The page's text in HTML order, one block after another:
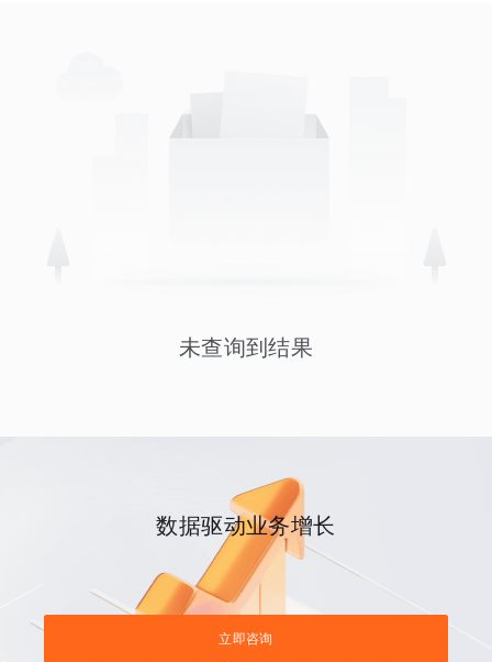
未查询到结果
数据驱动业务增长
立即咨询